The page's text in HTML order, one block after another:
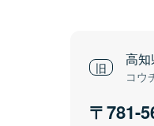
高知
コウ
781-